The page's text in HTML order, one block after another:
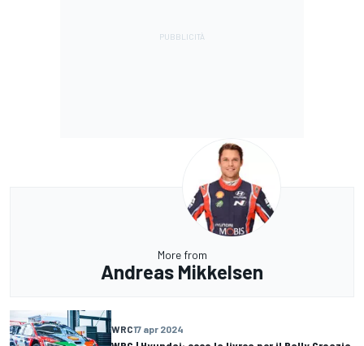
More from
Andreas Mikkelsen
WRC17 apr 2024